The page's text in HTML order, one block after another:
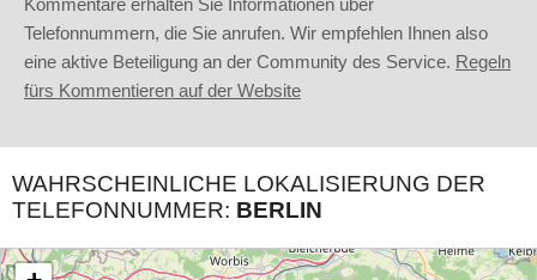
Kommentare erhalten Sie Informationen über
Telefonnummern, die Sie anrufen. Wir empfehlen Ihnen also
eine aktive Beteiligung an der Community des Service. Regeln
fürs Kommentieren auf der Website
WAHRSCHEINLICHE LOKALISIERUNG DER
TELEFONNUMMER: BERLIN